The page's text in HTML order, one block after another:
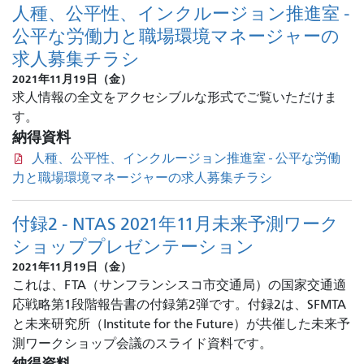
人種、公平性、インクルージョン推進室 -
公平な労働力と職場環境マネージャーの
求人募集チラシ
2021年11月19日（金）
求人情報の全文をアクセシブルな形式でご覧いただけま
す。
納得資料
人種、公平性、インクルージョン推進室 - 公平な労働
力と職場環境マネージャーの求人募集チラシ
付録2 - NTAS 2021年11月未来予測ワーク
ショッププレゼンテーション
2021年11月19日（金）
これは、FTA（サンフランシスコ市交通局）の国家交通適
応戦略第1段階報告書の付録第2弾です。付録2は、SFMTA
と未来研究所（Institute for the Future）が共催した未来予
測ワークショップ会議のスライド資料です。